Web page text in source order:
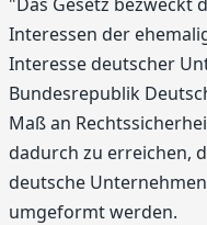
Interessen der
Interesse deutscher
Bundesrepublik
Maß an
dadurch zu erreichen,
deutsche
umgeformt werden.